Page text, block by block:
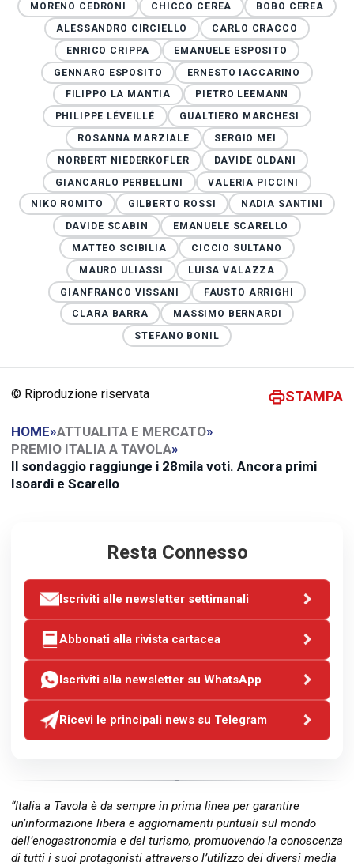
MORENO CEDRONI
CHICCO CEREA
BOBO CEREA
ALESSANDRO CIRCIELLO
CARLO CRACCO
ENRICO CRIPPA
EMANUELE ESPOSITO
GENNARO ESPOSITO
ERNESTO IACCARINO
FILIPPO LA MANTIA
PIETRO LEEMANN
PHILIPPE LÉVEILLÉ
GUALTIERO MARCHESI
ROSANNA MARZIALE
SERGIO MEI
NORBERT NIEDERKOFLER
DAVIDE OLDANI
GIANCARLO PERBELLINI
VALERIA PICCINI
NIKO ROMITO
GILBERTO ROSSI
NADIA SANTINI
DAVIDE SCABIN
EMANUELE SCARELLO
MATTEO SCIBILIA
CICCIO SULTANO
MAURO ULIASSI
LUISA VALAZZA
GIANFRANCO VISSANI
FAUSTO ARRIGHI
CLARA BARRA
MASSIMO BERNARDI
STEFANO BONIL
© Riproduzione riservata STAMPA
HOME»ATTUALITA E MERCATO»
PREMIO ITALIA A TAVOLA»
Il sondaggio raggiunge i 28mila voti. Ancora primi
Isoardi e Scarello
Resta Connesso
Iscriviti alle newsletter settimanali
Abbonati alla rivista cartacea
Iscriviti alla newsletter su WhatsApp
Ricevi le principali news su Telegram
“Italia a Tavola è da sempre in prima linea per garantire
un’informazione libera e aggiornamenti puntuali sul mondo
dell’enogastronomia e del turismo, promuovendo la conoscenza
di tutti i suoi protagonisti attraverso l’utilizzo dei diversi media